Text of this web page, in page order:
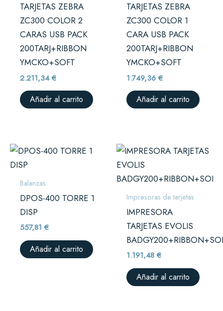
TARJETAS ZEBRA
ZC300 COLOR 2
CARAS USB PACK
200TARJ+RIBBON
YMCKO+SOFT
2.211,34€
Añadir al carrito
TARJETAS ZEBRA
ZC300 COLOR 1
CARA USB PACK
200TARJ+RIBBON
YMCKO+SOFT
1.749,36€
Añadir al carrito
Balanzas
DPOS-400 TORRE 1
DISP
557,81€
Añadir al carrito
Impresoras de tarjetas
IMPRESORA
TARJETAS EVOLIS
1.191,48€
Añadir al carrito